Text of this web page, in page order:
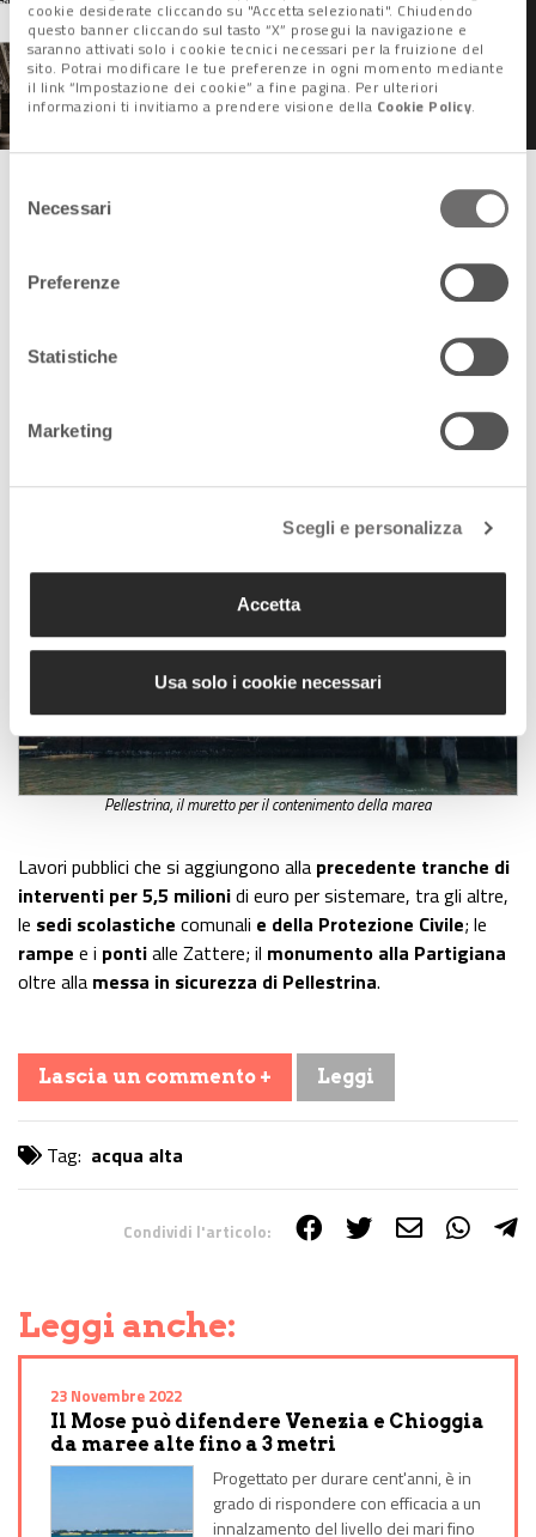
cookie desiderate cliccando su "Accetta selezionati". Chiudendo
questo banner cliccando sul tasto “X” prosegui la navigazione e
saranno attivati solo i cookie tecnici necessari per la fruizione del
sito. Potrai modificare le tue preferenze in ogni momento mediante
il link “Impostazione dei cookie” a fine pagina. Per ulteriori
informazioni ti invitiamo a prendere visione della Cookie Policy.
delNecessari
Preferenze
Statistiche
Marketing
Scegli e personalizza
Accetta
Usa solo i cookie necessari
Washington Post:
“Soluzione storica,
eviterà che Venezia si
trasformi in una moderna
Atlantide”
Ulteriori interventi di recupero
Legati ai danneggiamenti dovuti all’acqua eccezionale del
novembre scorso sono anche i 380 mila euro destinati a
interventi di ripristino di
fondamente, rive e ponti a
Giudecca; di parti del compendio di
– San
Marco – e della
Repubblica e della Corte d’Appello a Palazzo Grimani.
Pellestrina, il muretto per il contenimento della marea
Lavori pubblici che si aggiungono alla precedente tranche di
interventi per 5,5 milionidi euro per sistemare, tra gli altre,
le sedi scolastiche comunali e della Protezione Civile; le
rampe e i pontialle Zattere; il monumento alla Partigiana
oltre alla messa in sicurezza di Pellestrina.
Lascia un commento + Leggi
Tag: acqua alta
Condividi l'articolo:
Leggi anche:
23 Novembre 2022
Il Mose può difendere Venezia e Chioggia
da maree alte fino a 3 metri
Progettato per durare cent'anni, è in
grado di rispondere con efficacia a un
innalzamento del livello dei mari fino